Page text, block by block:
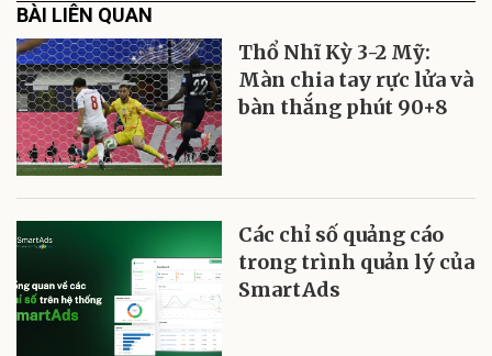
BÀI LIÊN QUAN
Thổ Nhĩ Kỳ 3-2 Mỹ:
Màn chia tay rực lửa và
bàn thắng phút 90+8
Các chỉ số quảng cáo
trong trình quản lý của
SmartAds